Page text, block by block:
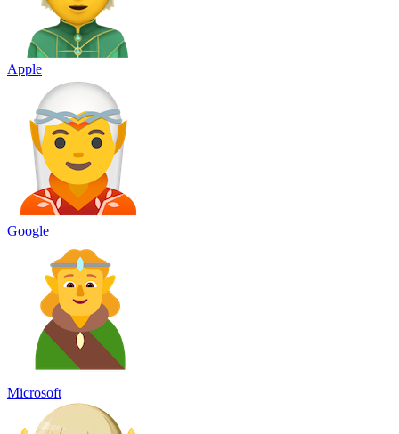
Apple
Google
Microsoft